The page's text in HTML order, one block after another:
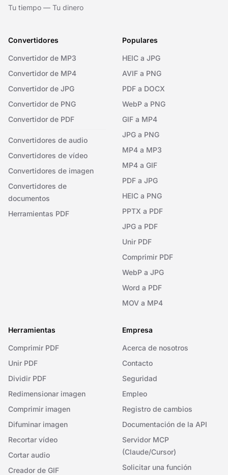
Tu tiempo — Tu dinero
Convertidores
Convertidor de MP3
Convertidor de MP4
Convertidor de JPG
Convertidor de PNG
Convertidor de PDF
Convertidores de audio
Convertidores de vídeo
Convertidores de imagen
Convertidores de
documentos
Herramientas PDF
Populares
HEIC a JPG
AVIF a PNG
PDF a DOCX
WebP a PNG
GIF a MP4
JPG a PNG
MP4 a MP3
MP4 a GIF
PDF a JPG
HEIC a PNG
PPTX a PDF
JPG a PDF
Unir PDF
Comprimir PDF
WebP a JPG
Word a PDF
MOV a MP4
Herramientas
Comprimir PDF
Unir PDF
Dividir PDF
Redimensionar imagen
Comprimir imagen
Difuminar imagen
Recortar vídeo
Cortar audio
Creador de GIF
Empresa
Acerca de nosotros
Contacto
Seguridad
Empleo
Registro de cambios
Documentación de la API
Servidor MCP
(Claude/Cursor)
Solicitar una función